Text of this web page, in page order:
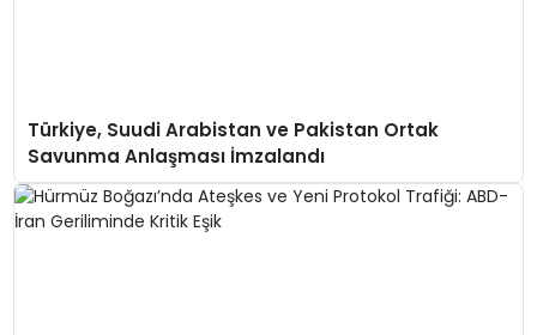
Türkiye, Suudi Arabistan ve Pakistan Ortak
Savunma Anlaşması İmzalandı